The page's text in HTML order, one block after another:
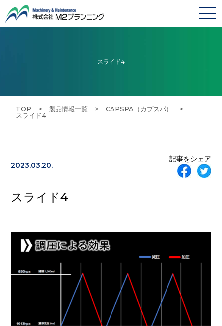
スライド4
TOP > 製品情報一覧 > CAPSPA（カプスパ）
>
スライド4
2023.03.20.
記事をシェア
スライド4